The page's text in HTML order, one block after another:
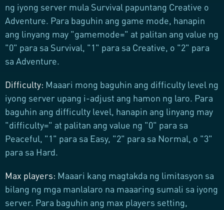
ng iyong server mula Survival papuntang Creative o
Adventure. Para baguhin ang game mode, hanapin
ang linyang may "gamemode=" at palitan ang value ng
"0" para sa Survival, "1" para sa Creative, o "2" para
sa Adventure.
Difficulty: Maaari mong baguhin ang difficulty level ng
iyong server upang i-adjust ang hamon ng laro. Para
baguhin ang difficulty level, hanapin ang linyang may
"difficulty=" at palitan ang value ng "0" para sa
Peaceful, "1" para sa Easy, "2" para sa Normal, o "3"
para sa Hard.
Max players: Maaari kang magtakda ng limitasyon sa
bilang ng mga manlalaro na maaaring sumali sa iyong
server. Para baguhin ang max players setting,